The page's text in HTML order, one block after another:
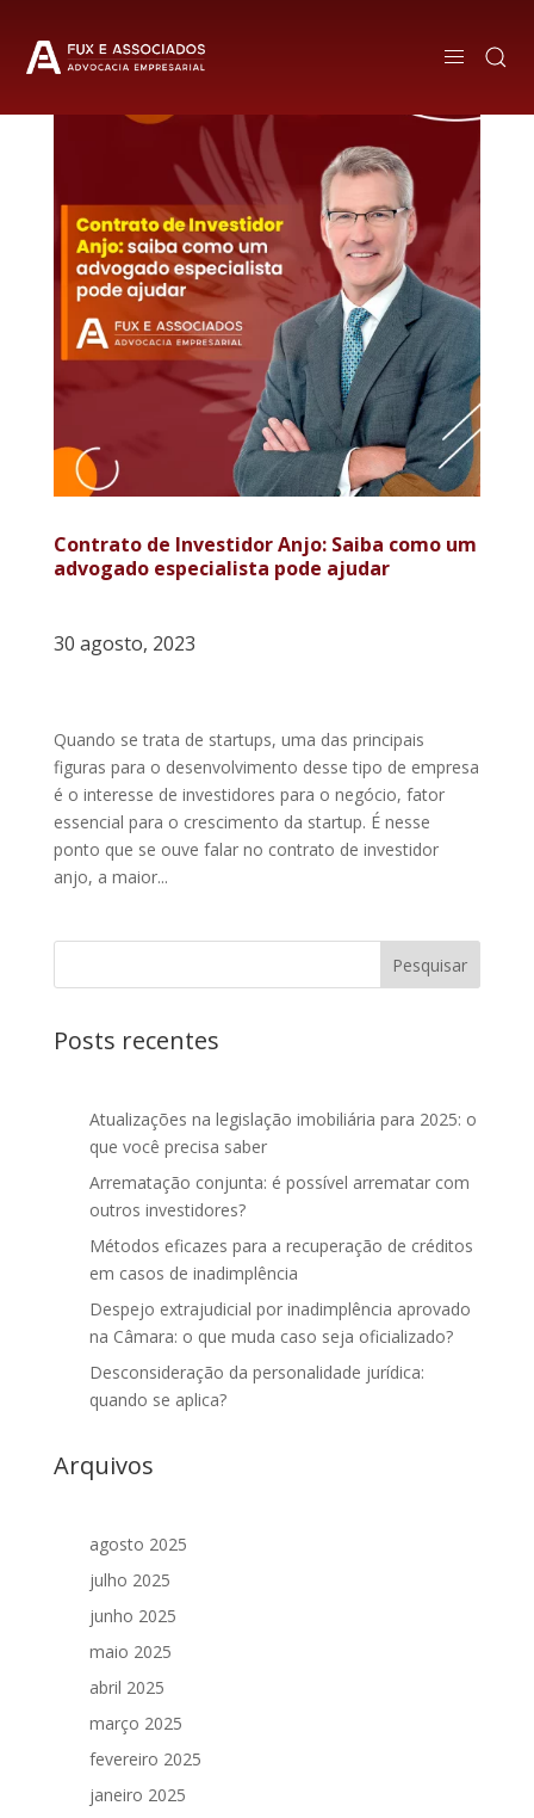
Contrato de Investidor Anjo: Saiba como um
advogado especialista pode ajudar
30 agosto, 2023
Quando se trata de startups, uma das principais
figuras para o desenvolvimento desse tipo de empresa
é o interesse de investidores para o negócio, fator
essencial para o crescimento da startup. É nesse
ponto que se ouve falar no contrato de investidor
anjo, a maior...
Posts recentes
Atualizações na legislação imobiliária para 2025: o
que você precisa saber
Arrematação conjunta: é possível arrematar com
outros investidores?
Métodos eficazes para a recuperação de créditos
em casos de inadimplência
Despejo extrajudicial por inadimplência aprovado
na Câmara: o que muda caso seja oficializado?
Desconsideração da personalidade jurídica:
quando se aplica?
Arquivos
agosto 2025
julho 2025
junho 2025
maio 2025
abril 2025
março 2025
fevereiro 2025
janeiro 2025